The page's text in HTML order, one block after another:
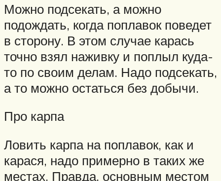
Можно подсекать, а можно
подождать, когда поплавок поведет
в сторону. В этом случае карась
точно взял наживку и поплыл куда-
то по своим делам. Надо подсекать,
а то можно остаться без добычи.
Про карпа
Ловить карпа на поплавок, как и
карася, надо примерно в таких же
местах. Правда, основным местом